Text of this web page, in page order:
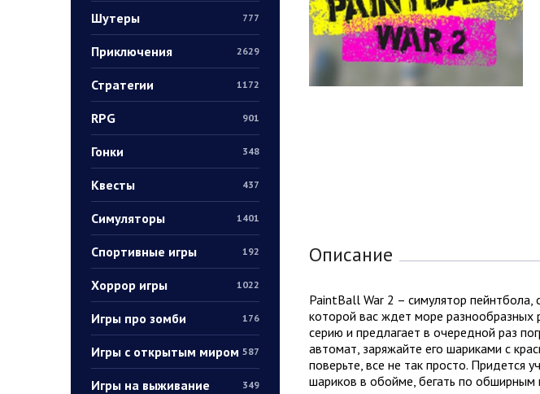
Шутеры 777
Приключения 2629
Стратегии 1172
RPG 901
Гонки 348
Квесты 437
Симуляторы 1401
Спортивные игры 192
Хоррор игры 1022
Игры про зомби 176
Игры с открытым миром 587
Игры на выживание 349
Описание
PaintBall War 2 – симулятор пейнтбола,
которой вас ждет море разнообразных
серию и предлагает в очередной раз
автомат, заряжайте его шариками с
поверьте, все не так просто. Придется
шариков в обойме, бегать по обширным